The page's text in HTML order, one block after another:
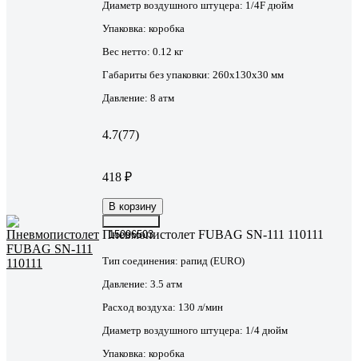
Диаметр воздушного штуцера: 1/4F дюйм
Упаковка: коробка
Вес нетто: 0.12 кг
Габариты без упаковки: 260х130х30 мм
Давление: 8 атм
4.7(77)
418 ₽
В корзину
15096503
Пневмопистолет FUBAG SN-111 110111
Тип соединения: рапид (EURO)
Давление: 3.5 атм
Расход воздуха: 130 л/мин
Диаметр воздушного штуцера: 1/4 дюйм
Упаковка: коробка